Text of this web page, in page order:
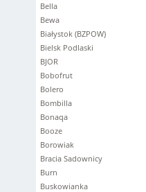
Bella
Bewa
Białystok (BZPOW)
Bielsk Podlaski
BJOR
Bobofrut
Bolero
Bombilla
Bonaqa
Booze
Borowiak
Bracia Sadownicy
Burn
Buskowianka